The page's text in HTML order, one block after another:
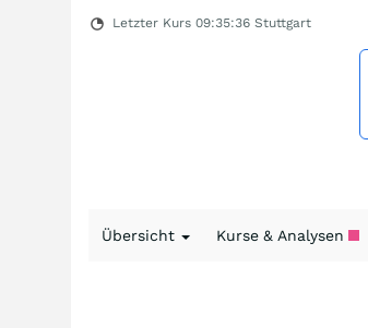
Letzter Kurs 09:35:36 Stuttgart
Übersicht Kurse & Analysen